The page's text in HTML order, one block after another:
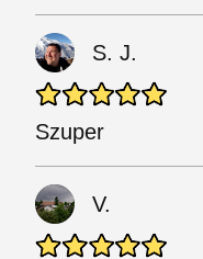
S. J.
Szuper
V.